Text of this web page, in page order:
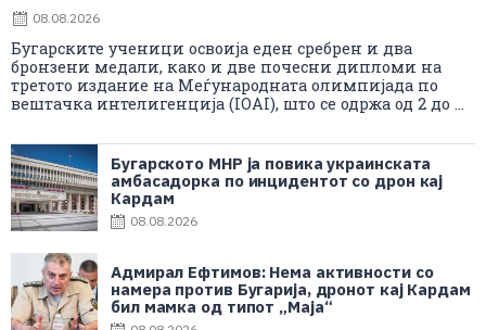
08.08.2026
Бугарските ученици освоија еден сребрен и два
бронзени медали, како и две почесни дипломи на
третото издание на Меѓународната олимпијада по
вештачка интелигенција (IOAI), што се одржа од 2 до ...
Бугарското МНР ја повика украинската
амбасадорка по инцидентот со дрон кај
Кардам
08.08.2026
Адмирал Ефтимов: Нема активности со
намера против Бугарија, дронот кај Кардам
бил мамка од типот „Маја“